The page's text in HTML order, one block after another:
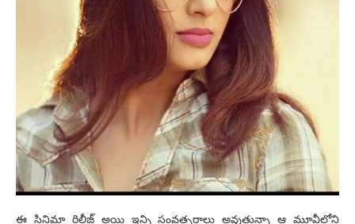
ఈ సినిమా రిలీజ్ అయి ఇన్ని సంవత్సరాలు అవుతున్నా ఆ మూవీలోని